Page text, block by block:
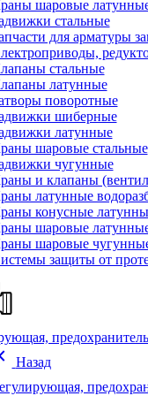
шаровые
стальные
для арматуры
стальные
латунные
поворотные
шиберные
латунные
шаровые стальные
чугунные
и клапаны
латунные
конусные
шаровые
шаровые
защиты от
Назад